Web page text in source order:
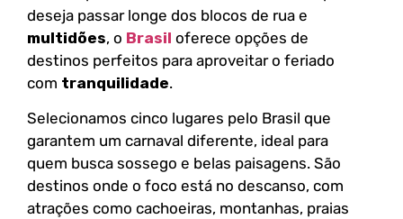
deseja passar longe dos blocos de rua e
multidões, o Brasil oferece opções de
destinos perfeitos para aproveitar o feriado
com tranquilidade.
Selecionamos cinco lugares pelo Brasil que
garantem um carnaval diferente, ideal para
quem busca sossego e belas paisagens. São
destinos onde o foco está no descanso, com
atrações como cachoeiras, montanhas, praias